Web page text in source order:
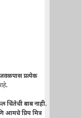
प्रत्येक
.
चिंतेची बाब नाही.
आमचे प्रिय मित्र